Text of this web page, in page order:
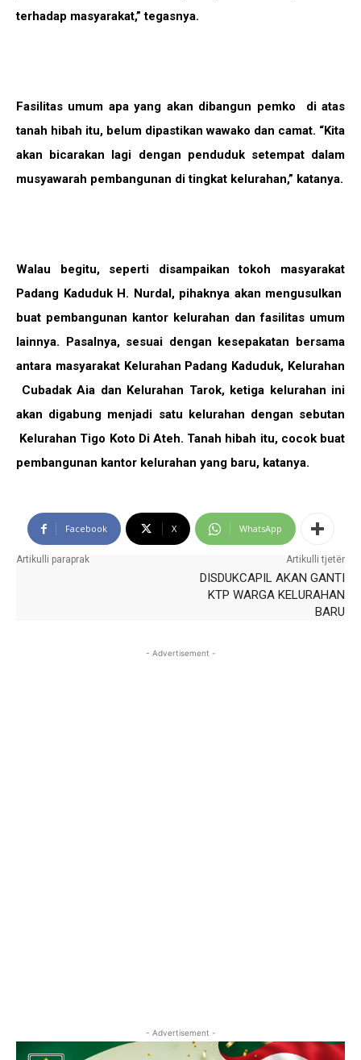
terhadap masyarakat,” tegasnya.
Fasilitas umum apa yang akan dibangun pemko di atas
tanah hibah itu, belum dipastikan wawako dan camat. “Kita
akan bicarakan lagi dengan penduduk setempat dalam
musyawarah pembangunan di tingkat kelurahan,” katanya.
Walau begitu, seperti disampaikan tokoh masyarakat
Padang Kaduduk H. Nurdal, pihaknya akan mengusulkan
buat pembangunan kantor kelurahan dan fasilitas umum
lainnya. Pasalnya, sesuai dengan kesepakatan bersama
antara masyarakat Kelurahan Padang Kaduduk, Kelurahan
Cubadak Aia dan Kelurahan Tarok, ketiga kelurahan ini
akan digabung menjadi satu kelurahan dengan sebutan
Kelurahan Tigo Koto Di Ateh. Tanah hibah itu, cocok buat
pembangunan kantor kelurahan yang baru, katanya.
Facebook X WhatsApp
Artikulli paraprak Artikulli tjetër
DISDUKCAPIL AKAN GANTI
KTP WARGA KELURAHAN
BARU
- Advertisement -
- Advertisement -